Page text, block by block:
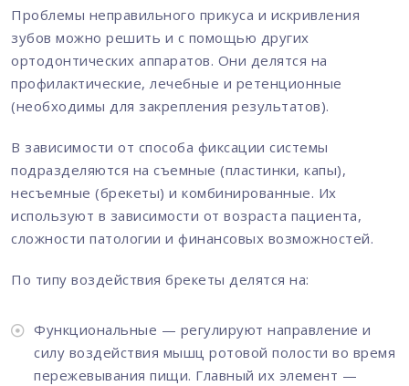
Проблемы неправильного прикуса и искривления
зубов можно решить и с помощью других
ортодонтических аппаратов. Они делятся на
профилактические, лечебные и ретенционные
(необходимы для закрепления результатов).
В зависимости от способа фиксации системы
подразделяются на съемные (пластинки, капы),
несъемные (брекеты) и комбинированные. Их
используют в зависимости от возраста пациента,
сложности патологии и финансовых возможностей.
По типу воздействия брекеты делятся на:
Функциональные — регулируют направление и
силу воздействия мышц ротовой полости во время
пережевывания пищи. Главный их элемент —